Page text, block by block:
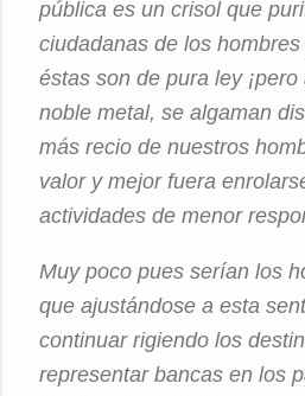
pública es un crisol que
ciudadanas de los
éstas son de pura ley
noble metal, se algaman
más recio de nuestros
valor y mejor fuera
actividades de menor
Muy poco pues serían los
que ajustándose a esta
continuar rigiendo los
representar bancas en los